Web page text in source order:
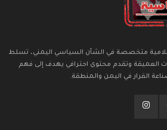
متخصصة في الشأن السياسي اليمني، تسلط
العميقة وتقدم محتوى احترافي يهدف إلى فهم
القرار في اليمن والمنطقة.